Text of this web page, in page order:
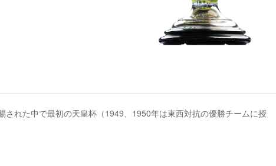
れた中で最初の天皇杯（1949、1950年は東西対抗の優勝チームに授